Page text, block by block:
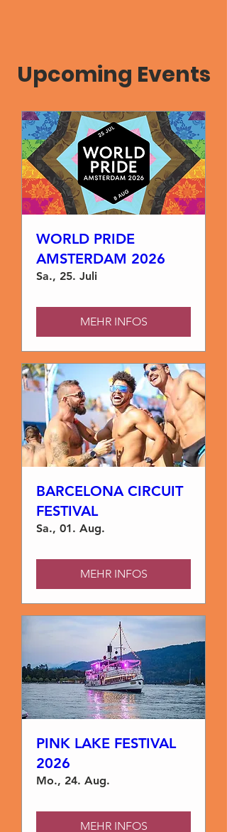
Upcoming Events
WORLD PRIDE
AMSTERDAM 2026
Sa., 25. Juli
MEHR INFOS
BARCELONA CIRCUIT
FESTIVAL
Sa., 01. Aug.
MEHR INFOS
PINK LAKE FESTIVAL
2026
Mo., 24. Aug.
MEHR INFOS